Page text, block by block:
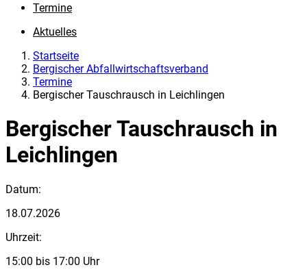
Termine
Aktuelles
Startseite
Bergischer Abfallwirtschaftsverband
Termine
Bergischer Tauschrausch in Leichlingen
Bergischer Tauschrausch in
Leichlingen
Datum:
18.07.2026
Uhrzeit:
15:00 bis 17:00 Uhr